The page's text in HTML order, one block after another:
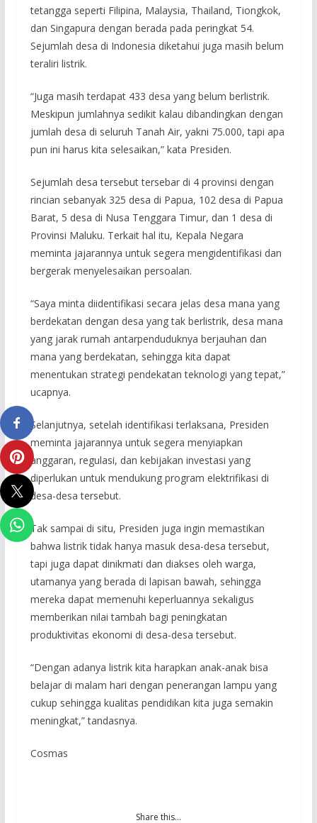
tetangga seperti Filipina, Malaysia, Thailand, Tiongkok,
dan Singapura dengan berada pada peringkat 54.
Sejumlah desa di Indonesia diketahui juga masih belum
teraliri listrik.
“Juga masih terdapat 433 desa yang belum berlistrik.
Meskipun jumlahnya sedikit kalau dibandingkan dengan
jumlah desa di seluruh Tanah Air, yakni 75.000, tapi apa
pun ini harus kita selesaikan,” kata Presiden.
Sejumlah desa tersebut tersebar di 4 provinsi dengan
rincian sebanyak 325 desa di Papua, 102 desa di Papua
Barat, 5 desa di Nusa Tenggara Timur, dan 1 desa di
Provinsi Maluku. Terkait hal itu, Kepala Negara
meminta jajarannya untuk segera mengidentifikasi dan
bergerak menyelesaikan persoalan.
“Saya minta diidentifikasi secara jelas desa mana yang
berdekatan dengan desa yang tak berlistrik, desa mana
yang jarak rumah antarpenduduknya berjauhan dan
mana yang berdekatan, sehingga kita dapat
menentukan strategi pendekatan teknologi yang tepat,”
ucapnya.
Selanjutnya, setelah identifikasi terlaksana, Presiden
meminta jajarannya untuk segera menyiapkan
anggaran, regulasi, dan kebijakan investasi yang
diperlukan untuk mendukung program elektrifikasi di
desa-desa tersebut.
Tak sampai di situ, Presiden juga ingin memastikan
bahwa listrik tidak hanya masuk desa-desa tersebut,
tapi juga dapat dinikmati dan diakses oleh warga,
utamanya yang berada di lapisan bawah, sehingga
mereka dapat memenuhi keperluannya sekaligus
memberikan nilai tambah bagi peningkatan
produktivitas ekonomi di desa-desa tersebut.
“Dengan adanya listrik kita harapkan anak-anak bisa
belajar di malam hari dengan penerangan lampu yang
cukup sehingga kualitas pendidikan kita juga semakin
meningkat,” tandasnya.
Cosmas
Share this…